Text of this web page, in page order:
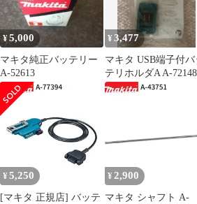
¥5,000
マキタ純正バッテリー
A-52613
¥3,477
マキタ USB端子付バ
テリホルダA A-72148
¥ 5,250
[マキタ 正規店] バッテ
¥ 2,900
マキタ シャフト A-